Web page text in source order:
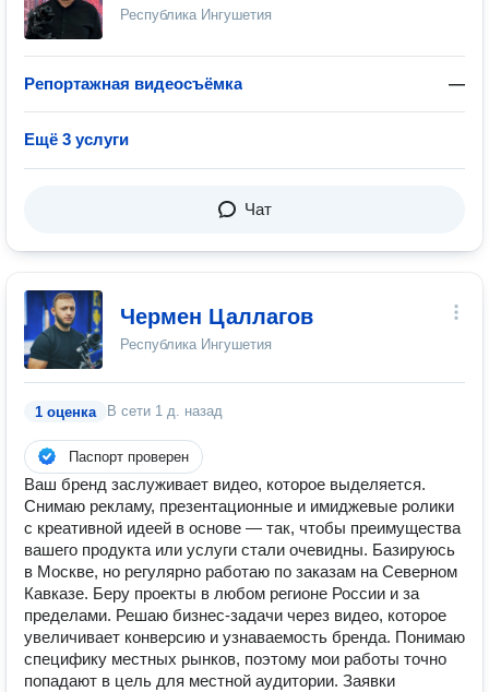
Республика Ингушетия
Репортажная видеосъёмка —
Ещё 3 услуги
Чат
Чермен Цаллагов
Республика Ингушетия
1 оценка В сети 1 д. назад
Паспорт проверен
Ваш бренд заслуживает видео, которое выделяется.
Снимаю рекламу, презентационные и имиджевые ролики
с креативной идеей в основе — так, чтобы преимущества
вашего продукта или услуги стали очевидны. Базируюсь
в Москве, но регулярно работаю по заказам на Северном
Кавказе. Беру проекты в любом регионе России и за
пределами. Решаю бизнес-задачи через видео, которое
увеличивает конверсию и узнаваемость бренда. Понимаю
специфику местных рынков, поэтому мои работы точно
попадают в цель для местной аудитории. Заявки